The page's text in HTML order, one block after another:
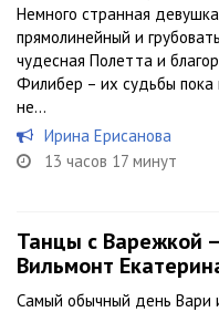
Немного странная
прямолинейный и
чудесная Полетта и
Филибер – их судьбы пока
не...
Ирина Ерисанова
13 часов 17 минут
Танцы с Варежкой
Вильмонт
Самый обычный день Вари